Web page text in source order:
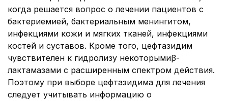
когда решается вопрос о лечении пациентов с
бактериемией, бактериальным менингитом,
инфекциями кожи и мягких тканей, инфекциями
костей и суставов. Кроме того, цефтазидим
чувствителен к гидролизу некоторымиβ-
лактамазами с расширенным спектром действия.
Поэтому при выборе цефтазидима для лечения
следует учитывать информацию о